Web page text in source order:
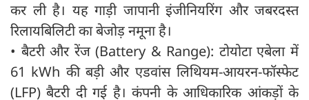
कर ली है। यह गाड़ी जापानी इंजीनियरिंग और जबरदस्त
रिलायबिलिटी का बेजोड़ नमूना है।
• बैटरी और रेंज (Battery & Range): टोयोटा एबेला में
61 kWh की बड़ी और एडवांस लिथियम-आयरन-फॉस्फेट
(LFP) बैटरी दी गई है। कंपनी के आधिकारिक आंकड़ों के